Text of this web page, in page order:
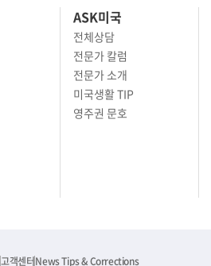
ASK미국
전체상담
전문가 칼럼
전문가 소개
미국생활 TIP
영주권 문호
고객센터News Tips & Corrections